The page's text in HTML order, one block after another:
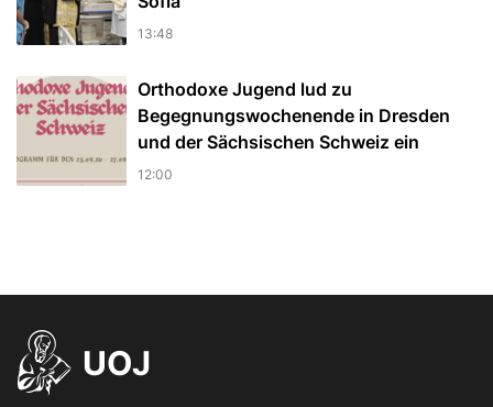
13:48
Orthodoxe Jugend lud zu
Begegnungswochenende in Dresden
und der Sächsischen Schweiz ein
12:00
UOJ